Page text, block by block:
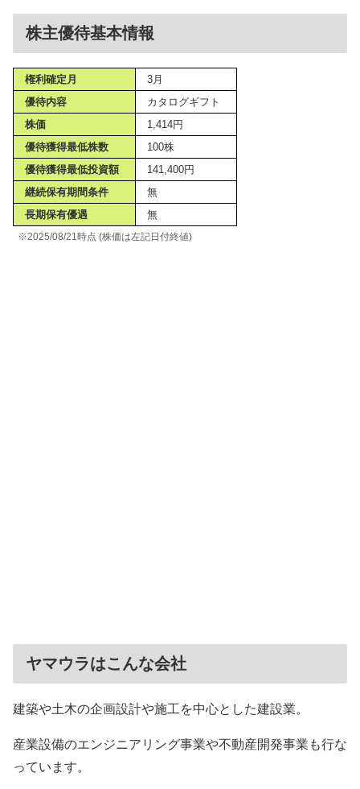
株主優待基本情報
権利確定月
3月
優待内容
カタログギフト
株価
1,414円
優待獲得最低株数
100株
優待獲得最低投資額
141,400円
継続保有期間条件
無
長期保有優遇
無
※2025/08/21時点 (株価は左記日付終値)
ヤマウラはこんな会社
建築や土木の企画設計や施工を中心とした建設業。
産業設備のエンジニアリング事業や不動産開発事業も行な
っています。